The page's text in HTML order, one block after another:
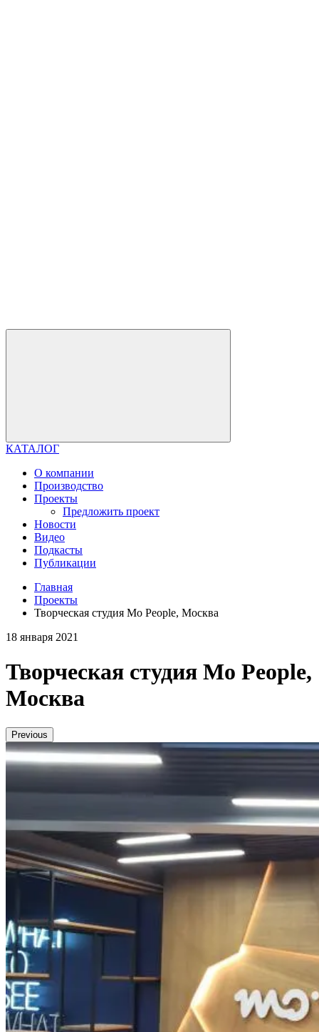
КАТАЛОГ
О компании
Производство
Проекты
Предложить проект
Новости
Видео
Подкасты
Публикации
Главная
Проекты
Творческая студия Mo People, Москва
18 января 2021
Творческая студия Mo People,
Москва
Previous